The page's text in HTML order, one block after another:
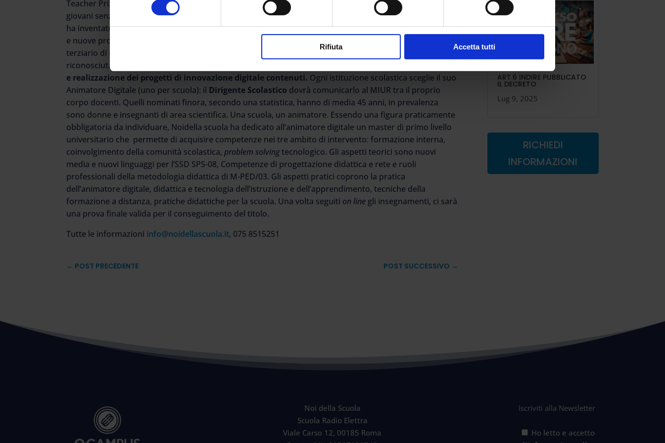
Rifiuta Accetta tutti
Teacher Prize e da salire nell’empireo degli insegnanti più bravi del mondo? Il suo lavoro per i Neet, i
giovani senza formazione, scuola lavoro, punto debole anche delle democrazie più sviluppate. Con loro
ha inventato start up in grado di stare sul mercato, a volte aprirne uno e permettere a nuove sensibilità
e nuove professionalità di modellare l’economia e iniziare a strutturare la filiera dell’ hight tech e del
terziario di ultima generazione”. L’animatore digitale non è un nome di fantasia ma una figura
riconosciuta dal 2015 nel
e realizzazione dei progetti di innovazione digitale contenuti. Ogni istituzione scolastica sceglie il suo
Animatore Digitale (uno per scuola): il Dirigente Scolastico dovrà comunicarlo al MIUR tra il proprio
corpo docenti. Quelli nominati finora, secondo una statistica, hanno di media 45 anni, in prevalenza
sono donne e insegnanti di area scientifica. Una scuola, un animatore. Essendo una figura praticamente
obbligatoria da individuare, Noidella scuola ha dedicato all’animatore digitale un master di primo livello
universitario che permette di acquisire competenze nei tre ambito di intervento: formazione interna,
coinvolgimento della comunità scolastica,problem solvingtecnologico. Gli aspetti teorici sono nuovi
media e nuovi linguaggi per l’SSD SPS-08, Competenze di progettazione didattica e rete e ruoli
professionali della metodologia didattica di M-PED/03. Gli aspetti pratici coprono la pratica
dell’animatore digitale, didattica e tecnologia dell’istruzione e dell’apprendimento, tecniche della
formazione a distanza, pratiche didattiche per la scuola. Una volta seguiti on line gli insegnamenti, ci sarà
una prova finale valida per il conseguimento del titolo.
Tutte le informazioni info@noidellascuola.it, 075 8515251
← POST PRECEDENTE POST SUCCESSIVO →
ART.6 INDIRE PUBBLICATO
IL DECRETO
Lug 9, 2025
RICHIEDI
INFORMAZIONI
Noi della Scuola
Scuola Radio Elettra
Viale Carso 12, 00185 Roma
Iscriviti alla Newsletter
Ho letto e accetto